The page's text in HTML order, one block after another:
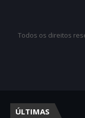
Todos os direitos
ÚLTIMAS